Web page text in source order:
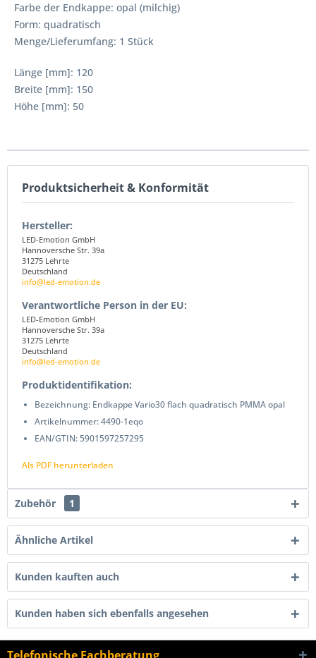
Farbe der Endkappe: opal (milchig)
Form: quadratisch
Menge/Lieferumfang: 1 Stück
Länge [mm]: 120
Breite [mm]: 150
Höhe [mm]: 50
Produktsicherheit & Konformität
Hersteller:
LED-Emotion GmbH
Hannoversche Str. 39a
31275 Lehrte
Deutschland
info@led-emotion.de
Verantwortliche Person in der EU:
LED-Emotion GmbH
Hannoversche Str. 39a
31275 Lehrte
Deutschland
info@led-emotion.de
Produktidentifikation:
Bezeichnung: Endkappe Vario30 flach quadratisch PMMA opal
Artikelnummer: 4490-1eqo
EAN/GTIN: 5901597257295
Als PDF herunterladen
Zubehör 1
Ähnliche Artikel
Kunden kauften auch
Kunden haben sich ebenfalls angesehen